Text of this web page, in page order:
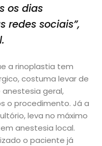
os dias
redes sociais”,
a rinoplastia tem
costuma levar de
geral,
o procedimento. Já a
leva no máximo
anestesia local.
o paciente já